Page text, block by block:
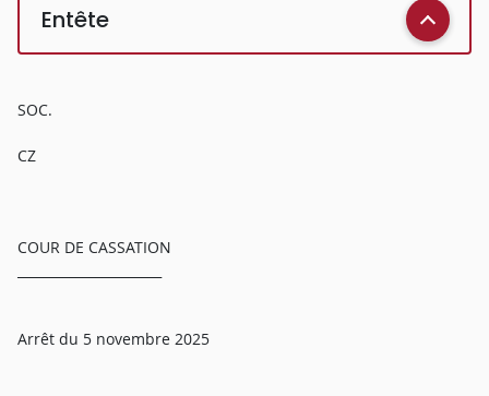
Entête
SOC.
CZ
COUR DE CASSATION
Arrêt du 5 novembre 2025